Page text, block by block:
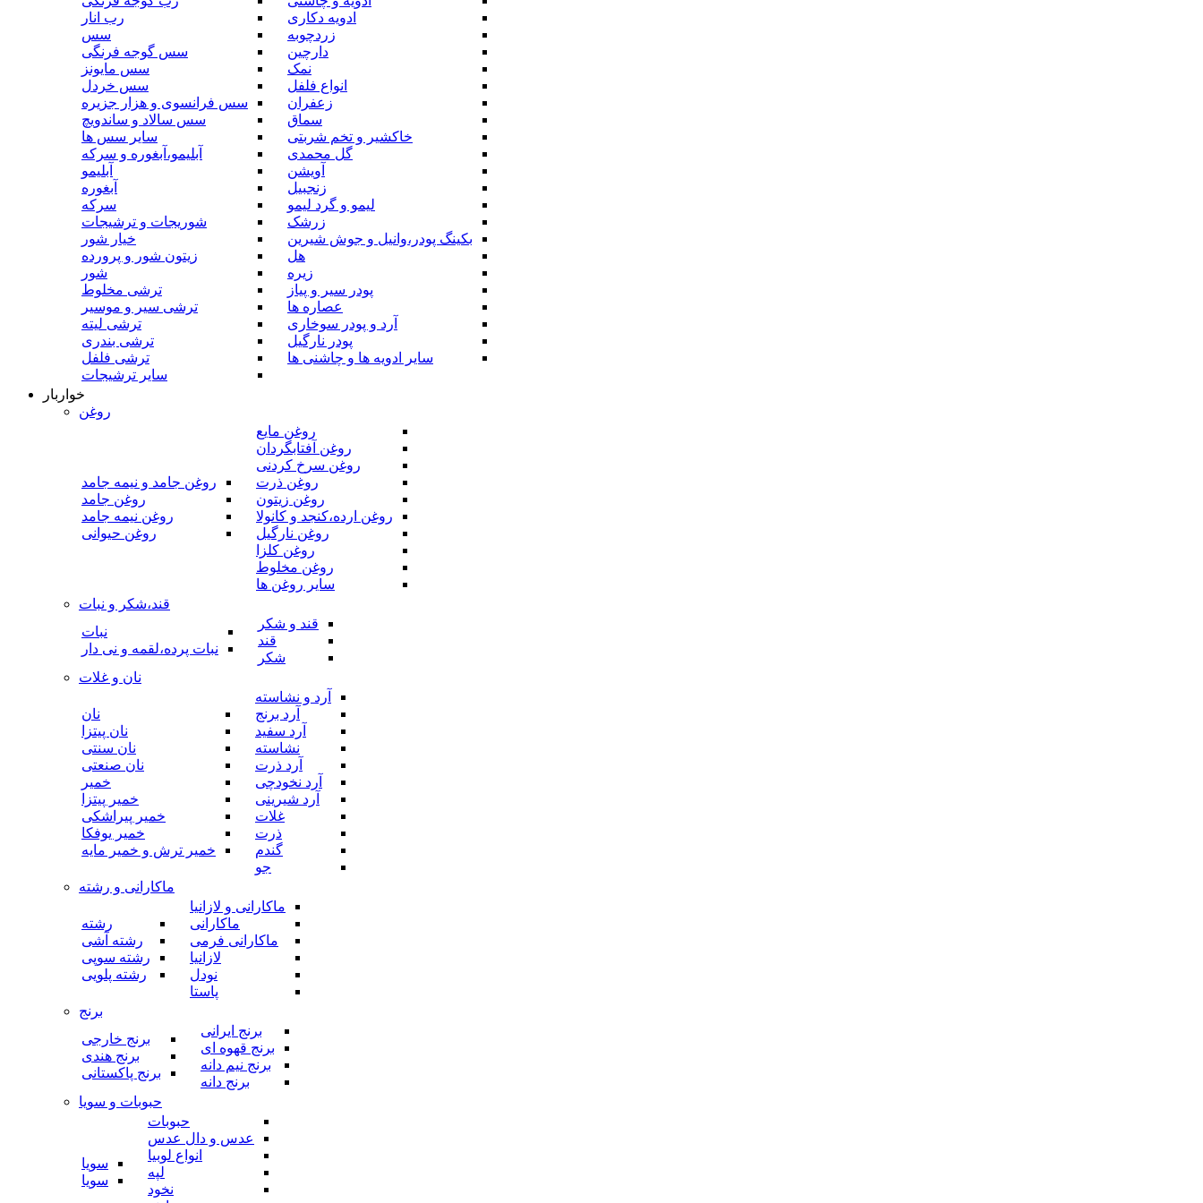
ادویه دکاری
زردچوبه
دارچین
نمک
انواع فلفل
زعفران
سماق
خاکشیر و تخم شربتی
گل محمدی
آویشن
زنجبیل
لیمو و گرد لیمو
زرشک
بکینگ پودر،وانیل و جوش شیرین
هل
زیره
پودر سیر و پیاز
عصاره ها
آرد و پودر سوخاری
پودر نارگیل
سایر ادویه ها و چاشنی ها
رب انار
سس
سس گوجه فرنگی
سس مایونز
سس خردل
سس فرانسوی و هزار جزیره
سس سالاد و ساندویچ
سایر سس ها
آبلیمو،آبغوره و سرکه
آبلیمو
آبغوره
سرکه
شوریجات و ترشیجات
خیار شور
زیتون شور و پرورده
شور
ترشی مخلوط
ترشی سیر و موسیر
ترشی لیته
ترشی بندری
ترشی فلفل
سایر ترشیجات
خواربار
روغن
روغن مایع
روغن آفتابگردان
روغن سرخ کردنی
روغن ذرت
روغن زیتون
روغن ارده،کنجد و کانولا
روغن نارگیل
روغن کلزا
روغن مخلوط
سایر روغن ها
روغن جامد و نیمه جامد
روغن جامد
روغن نیمه جامد
روغن حیوانی
قند،شکر و نبات
قند و شکر
قند
شکر
نبات
نبات پرده،لقمه و نی دار
نان و غلات
آرد و نشاسته
آرد برنج
آرد سفید
نشاسته
آرد ذرت
آرد نخودچی
آرد شیرینی
غلات
ذرت
گندم
جو
نان
نان پیتزا
نان سنتی
نان صنعتی
خمیر
خمیر پیتزا
خمیر پیراشکی
خمیر یوفکا
خمیر ترش و خمیر مایه
ماکارانی و رشته
ماکارانی و لازانیا
ماکارانی
ماکارانی فرمی
لازانیا
نودل
پاستا
رشته
رشته آشی
رشته سوپی
رشته پلویی
برنج
برنج ایرانی
برنج قهوه ای
برنج نیم دانه
برنج دانه
برنج خارجی
برنج هندی
برنج پاکستانی
حبوبات و سویا
حبوبات
عدس و دال عدس
انواع لوبیا
لپه
نخود
سویا
سویا